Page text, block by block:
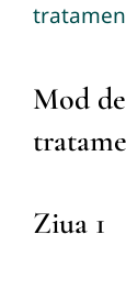
Mod
Ziua 1